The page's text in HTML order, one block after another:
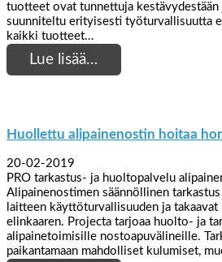
tuotteet ovat tunnettuja kestävydestään
suunniteltu erityisesti työturvallisuutta
kaikki tuotteet…
Lue lisää…
Huollettu alipainenostin hoitaa
20-02-2019
PRO tarkastus- ja huoltopalvelu
Alipainenostimen säännöllinen
laitteen käyttöturvallisuuden ja takaavat
elinkaaren. Projecta tarjoaa huolto- ja
alipainetoimisille nostoapuvälineille.
paikantamaan mahdolliset kulumiset,